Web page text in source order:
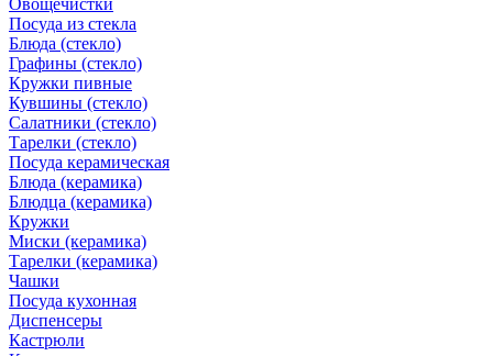
Овощечистки
Посуда из стекла
Блюда (стекло)
Графины (стекло)
Кружки пивные
Кувшины (стекло)
Салатники (стекло)
Тарелки (стекло)
Посуда керамическая
Блюда (керамика)
Блюдца (керамика)
Кружки
Миски (керамика)
Тарелки (керамика)
Чашки
Посуда кухонная
Диспенсеры
Кастрюли